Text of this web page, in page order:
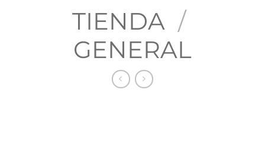
TIENDA /
GENERAL